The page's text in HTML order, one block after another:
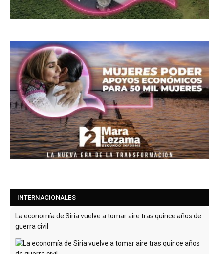
INTERNACIONALES
La economía de Siria vuelve a tomar aire tras quince años de
guerra civil
comienza a recuperarse
Un dron cargado de explosivos estalla cerca de un gasoducto
en la frontera entre Bulgaria y Rumanía